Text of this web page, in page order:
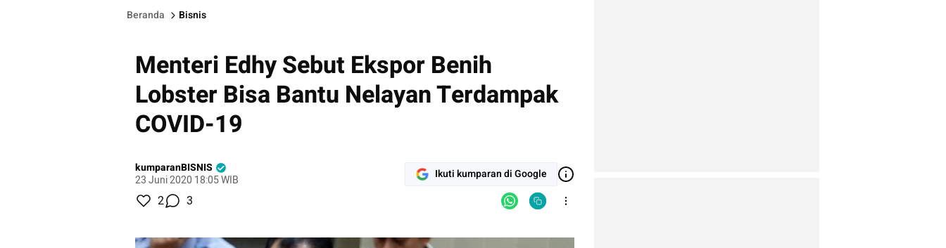
Beranda Bisnis
Menteri Edhy Sebut Ekspor Benih
Lobster Bisa Bantu Nelayan Terdampak
COVID-19
kumparanBISNIS
23 Juni 2020 18:05 WIB
Ikuti kumparan di Google
2 3